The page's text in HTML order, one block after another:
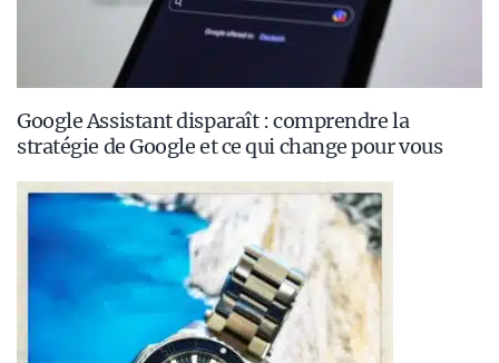
Google Assistant disparaît : comprendre la
stratégie de Google et ce qui change pour vous